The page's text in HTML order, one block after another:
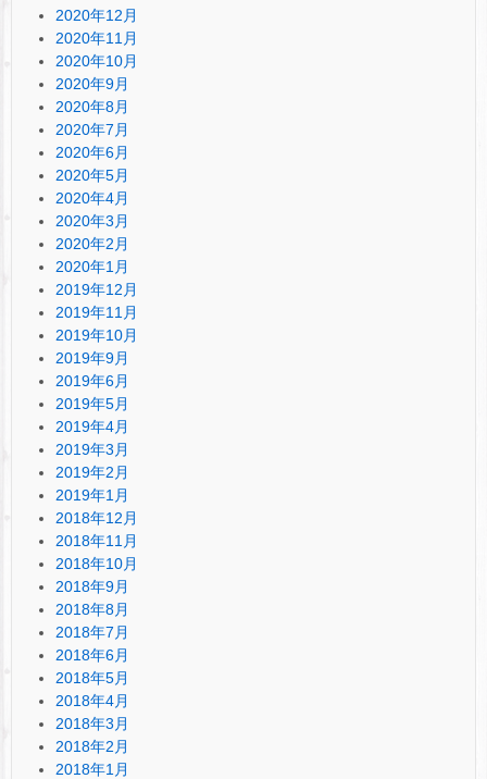
2020年12月
2020年11月
2020年10月
2020年9月
2020年8月
2020年7月
2020年6月
2020年5月
2020年4月
2020年3月
2020年2月
2020年1月
2019年12月
2019年11月
2019年10月
2019年9月
2019年6月
2019年5月
2019年4月
2019年3月
2019年2月
2019年1月
2018年12月
2018年11月
2018年10月
2018年9月
2018年8月
2018年7月
2018年6月
2018年5月
2018年4月
2018年3月
2018年2月
2018年1月